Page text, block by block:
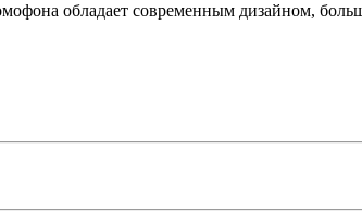
обладает современным дизайном,